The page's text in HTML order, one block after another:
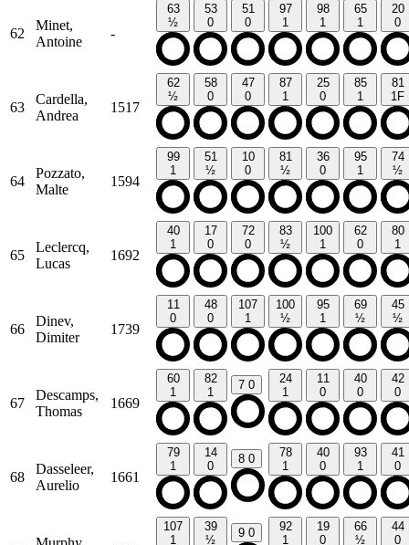
62
Minet,
Antoine
-
63
½
53
0
51
0
97
1
98
1
65
1
20
0
63
Cardella,
Andrea
1517
62
½
58
0
47
0
87
1
25
0
85
1
81
1F
64
Pozzato,
Malte
1594
99
1
51
½
10
0
81
½
36
0
95
1
74
½
65
Leclercq,
Lucas
1692
40
1
17
0
72
0
83
½
100
1
62
0
80
1
66
Dinev,
Dimiter
1739
11
0
48
0
107
1
100
½
95
1
69
½
45
½
67
Descamps,
Thomas
1669
60
1
82
1
7 0
24
1
11
0
40
0
42
0
68
Dasseleer,
Aurelio
1661
79
1
14
0
8 0
78
1
40
0
93
1
41
0
107
1
39
½
9 0
92
1
19
0
66
½
44
0